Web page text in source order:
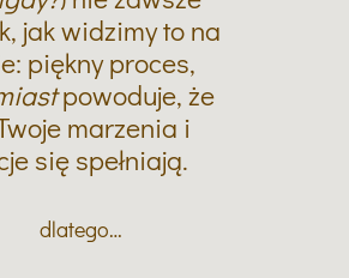
jak widzimy to na
piękny proces,
powoduje, że
marzenia i
się spełniają.
dlatego…